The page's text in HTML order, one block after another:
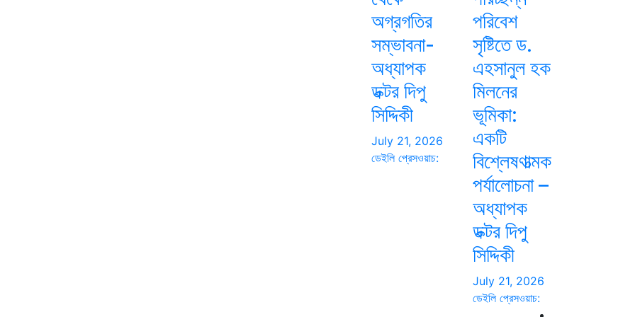
অগ্রগতির
সম্ভাবনা-
অধ্যাপক
ডক্টর দিপু
সিদ্দিকী
July 21, 2026
ডেইলি প্রেসওয়াচ:
পরিবেশ
সৃষ্টিতে ড.
এহসানুল হক
মিলনের
ভূমিকা:
একটি
বিশ্লেষণাত্মক
পর্যালোচনা –
অধ্যাপক
ডক্টর দিপু
সিদ্দিকী
July 21, 2026
ডেইলি প্রেসওয়াচ: